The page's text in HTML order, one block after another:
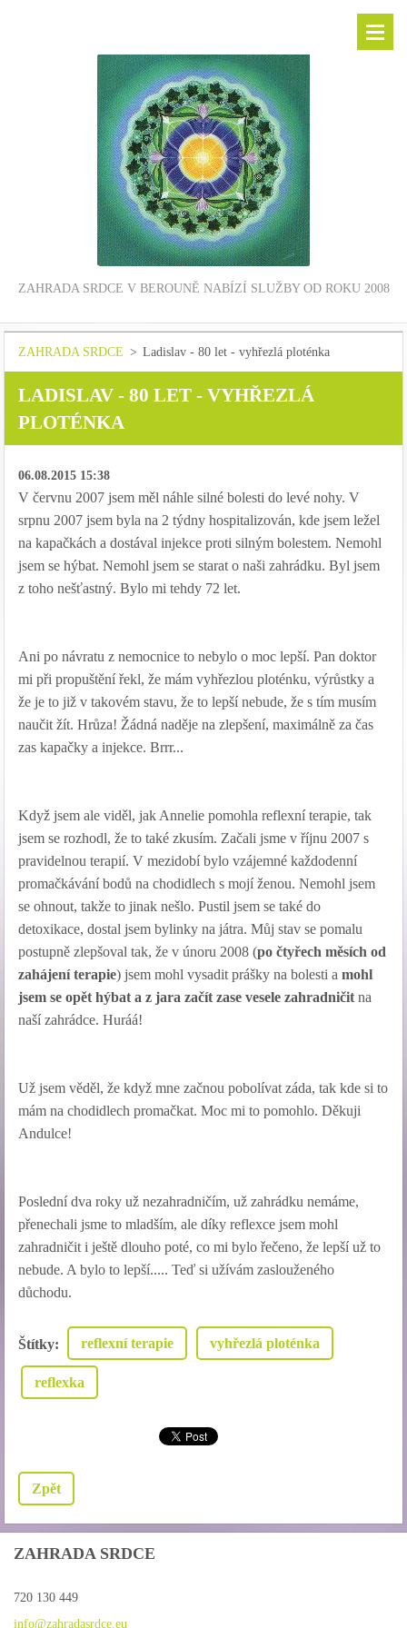
ZAHRADA SRDCE V BEROUNĚ NABÍZÍ SLUŽBY OD ROKU 2008
ZAHRADA SRDCE > Ladislav - 80 let - vyhřezlá ploténka
LADISLAV - 80 LET - VYHŘEZLÁ
PLOTÉNKA
06.08.2015 15:38
V červnu 2007 jsem měl náhle silné bolesti do levé nohy. V
srpnu 2007 jsem byla na 2 týdny hospitalizován, kde jsem ležel
na kapačkách a dostával injekce proti silným bolestem. Nemohl
jsem se hýbat. Nemohl jsem se starat o naši zahrádku. Byl jsem
z toho nešťastný. Bylo mi tehdy 72 let.
Ani po návratu z nemocnice to nebylo o moc lepší. Pan doktor
mi při propuštění řekl, že mám vyhřezlou ploténku, výrůstky a
že je to již v takovém stavu, že to lepší nebude, že s tím musím
naučit žít. Hrůza! Žádná naděje na zlepšení, maximálně za čas
zas kapačky a injekce. Brrr...
Když jsem ale viděl, jak Annelie pomohla reflexní terapie, tak
jsem se rozhodl, že to také zkusím. Začali jsme v říjnu 2007 s
pravidelnou terapií. V mezidobí bylo vzájemné každodenní
promačkávání bodů na chodidlech s mojí ženou. Nemohl jsem
se ohnout, takže to jinak nešlo. Pustil jsem se také do
detoxikace, dostal jsem bylinky na játra. Můj stav se pomalu
postupně zlepšoval tak, že v únoru 2008 (po čtyřech měsích od
zahájení terapie) jsem mohl vysadit prášky na bolesti a mohl
jsem se opět hýbat a z jara začít zase vesele zahradničit na
naší zahrádce. Huráá!
Už jsem věděl, že když mne začnou pobolívat záda, tak kde si to
mám na chodidlech promačkat. Moc mi to pomohlo. Děkuji
Andulce!
Poslední dva roky už nezahradničím, už zahrádku nemáme,
přenechali jsme to mladším, ale díky reflexce jsem mohl
zahradničit i ještě dlouho poté, co mi bylo řečeno, že lepší už to
nebude. A bylo to lepší..... Teď si užívám zaslouženého
důchodu.
Štítky: reflexní terapie vyhřezlá ploténka
reflexka
Zpět
ZAHRADA SRDCE
720 130 449
info@zahradasrdce.eu